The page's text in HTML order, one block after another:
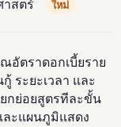
สตร์
ใหม่
อัตราดอกเบี้ยราย
ระยะเวลา และ
กย่อยสูตรทีละขั้น
ละแผนภูมิแสดง